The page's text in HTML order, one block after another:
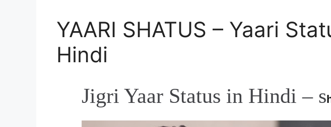
YAARI SHATUS – Yaari
Hindi
Jigri Yaar Status in Hindi – s